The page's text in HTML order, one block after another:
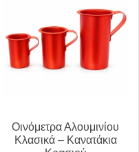
Οινόμετρα Αλουμινίου
Κλασικά – Κανατάκια